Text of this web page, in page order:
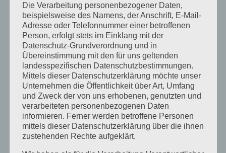
Über den Autor:LucaN
Ähnliche Beiträge
Die Verarbeitung personenbezogener Daten,
beispielsweise des Namens, der Anschrift, E-Mail-
Adresse oder Telefonnummer einer betroffenen
Person, erfolgt stets im Einklang mit der
Datenschutz-Grundverordnung und in
Übereinstimmung mit den für uns geltenden
landesspezifischen Datenschutzbestimmungen.
Mittels dieser Datenschutzerklärung möchte unser
Unternehmen die Öffentlichkeit über Art, Umfang
und Zweck der von uns erhobenen, genutzten und
verarbeiteten personenbezogenen Daten
informieren. Ferner werden betroffene Personen
mittels dieser Datenschutzerklärung über die ihnen
zustehenden Rechte aufgeklärt.